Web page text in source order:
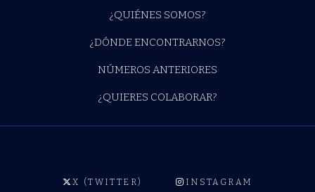
¿QUIÉNES SOMOS?
¿DÓNDE ENCONTRARNOS?
NÚMEROS ANTERIORES
¿QUIERES COLABORAR?
X (TWITTER) INSTAGRAM